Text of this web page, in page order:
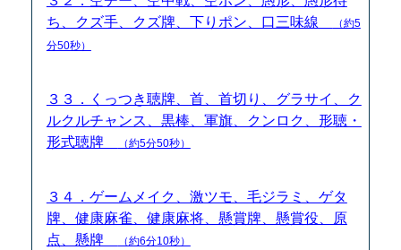
ち、クズ手、クズ牌、下りポン、口三味線
（約5
分50秒）
３３．くっつき聴牌、首、首切り、グラサイ、ク
ルクルチャンス、黒棒、軍旗、クンロク、形聴・
形式聴牌
（約5分50秒）
３４．ゲームメイク、激ツモ、毛ジラミ、ゲタ
牌、健康麻雀、健康麻将、懸賞牌、懸賞役、原
点、懸牌
（約6分10秒）